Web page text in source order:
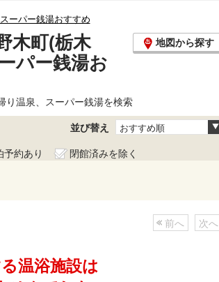
ーパー銭湯おすすめ
木町(栃木
パー銭湯お
地図から探す
り温泉、スーパー銭湯を検索
並び替え おすすめ順
予約あり
閉館済みを除く
前へ 次へ
温浴施設は